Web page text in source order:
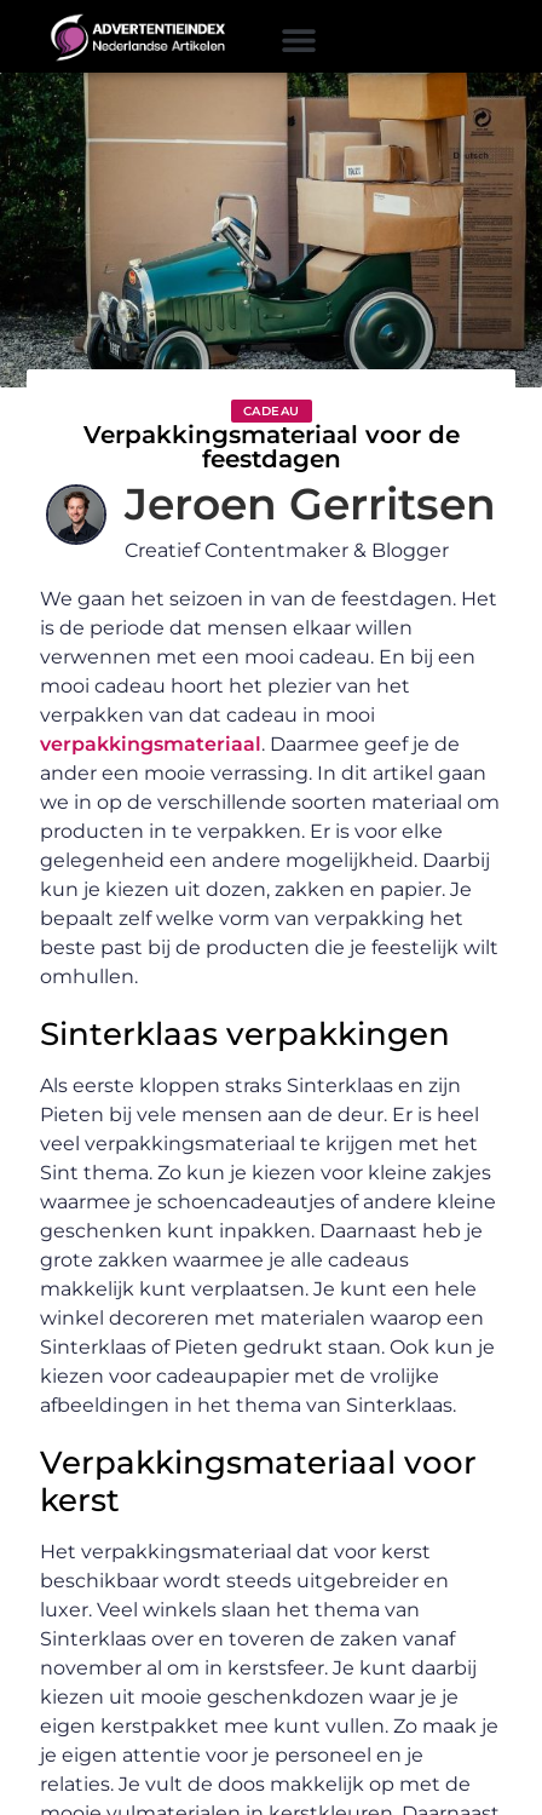
CADEAU
Verpakkingsmateriaal voor de
feestdagen
Jeroen Gerritsen
Creatief Contentmaker & Blogger
We gaan het seizoen in van de feestdagen. Het
is de periode dat mensen elkaar willen
verwennen met een mooi cadeau. En bij een
mooi cadeau hoort het plezier van het
verpakken van dat cadeau in mooi
verpakkingsmateriaal. Daarmee geef je de
ander een mooie verrassing. In dit artikel gaan
we in op de verschillende soorten materiaal om
producten in te verpakken. Er is voor elke
gelegenheid een andere mogelijkheid. Daarbij
kun je kiezen uit dozen, zakken en papier. Je
bepaalt zelf welke vorm van verpakking het
beste past bij de producten die je feestelijk wilt
omhullen.
Sinterklaas verpakkingen
Als eerste kloppen straks Sinterklaas en zijn
Pieten bij vele mensen aan de deur. Er is heel
veel verpakkingsmateriaal te krijgen met het
Sint thema. Zo kun je kiezen voor kleine zakjes
waarmee je schoencadeautjes of andere kleine
geschenken kunt inpakken. Daarnaast heb je
grote zakken waarmee je alle cadeaus
makkelijk kunt verplaatsen. Je kunt een hele
winkel decoreren met materialen waarop een
Sinterklaas of Pieten gedrukt staan. Ook kun je
kiezen voor cadeaupapier met de vrolijke
afbeeldingen in het thema van Sinterklaas.
Verpakkingsmateriaal voor
kerst
Het verpakkingsmateriaal dat voor kerst
beschikbaar wordt steeds uitgebreider en
luxer. Veel winkels slaan het thema van
Sinterklaas over en toveren de zaken vanaf
november al om in kerstsfeer. Je kunt daarbij
kiezen uit mooie geschenkdozen waar je je
eigen kerstpakket mee kunt vullen. Zo maak je
je eigen attentie voor je personeel en je
relaties. Je vult de doos makkelijk op met de